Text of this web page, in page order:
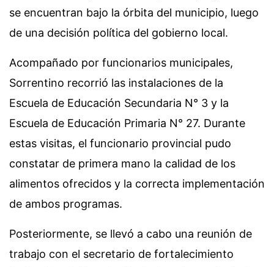
se encuentran bajo la órbita del municipio, luego
de una decisión política del gobierno local.
Acompañado por funcionarios municipales,
Sorrentino recorrió las instalaciones de la
Escuela de Educación Secundaria N° 3 y la
Escuela de Educación Primaria N° 27. Durante
estas visitas, el funcionario provincial pudo
constatar de primera mano la calidad de los
alimentos ofrecidos y la correcta implementación
de ambos programas.
Posteriormente, se llevó a cabo una reunión de
trabajo con el secretario de fortalecimiento